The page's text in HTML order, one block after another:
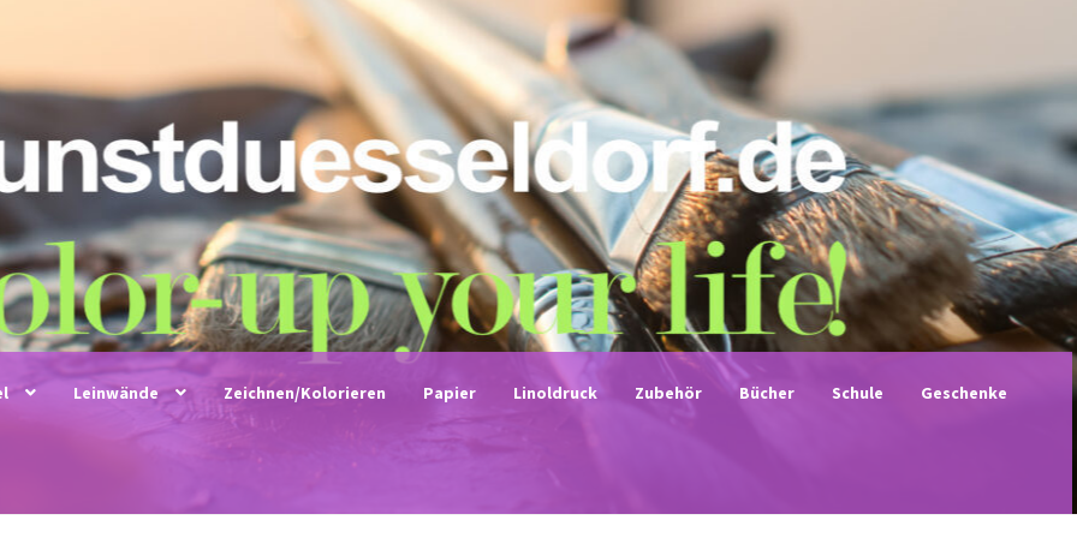
Leinwände Zeichnen/Kolorieren Papier Linoldruck Zubehör Bücher Schule Geschenke